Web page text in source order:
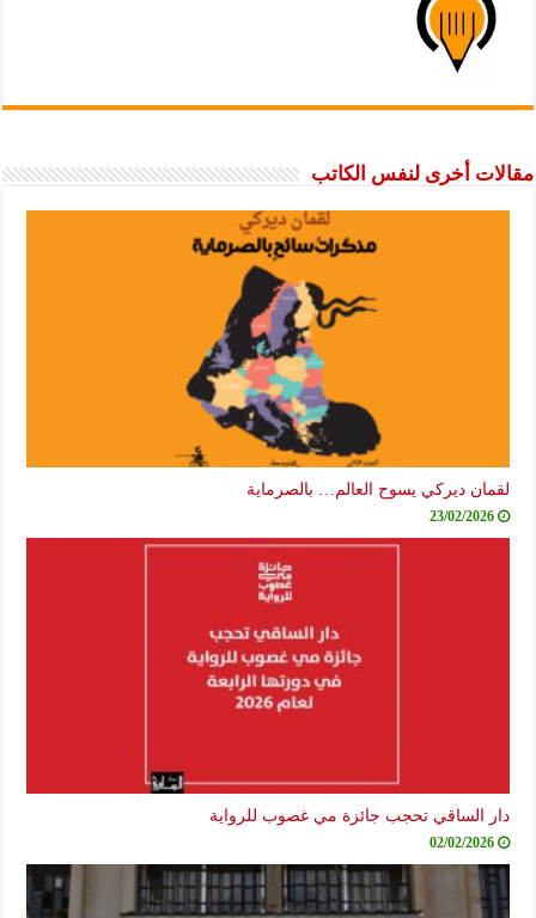
مقالات أخرى لنفس الكاتب
لقمان ديركي يسوح العالم… بالصرماية
23/02/2026
دار الساقي تحجب جائزة مي غصوب للرواية
02/02/2026